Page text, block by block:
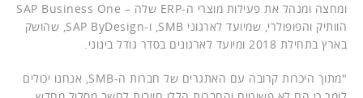
ומחצה ומנהל את פעילות מוצרי ה-ERP שלה – SAP Business One
הוותיק והפופולרי, שמיועד לארגוני SMB, ו-SAP ByDesign, שהושק
בארץ בתחילת 2018 ומיועד לארגונים בסדר גודל בינוני.
"מתוך היכרות קרובה עם האתגרים של חברות ה-SMB, אנחנו יכולים